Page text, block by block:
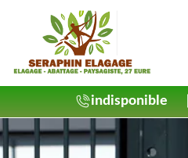
indisponible